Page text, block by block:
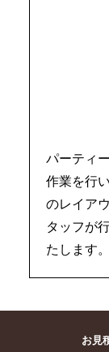
パーティ
作業を行
のレイア
タッフが
たします。
お見